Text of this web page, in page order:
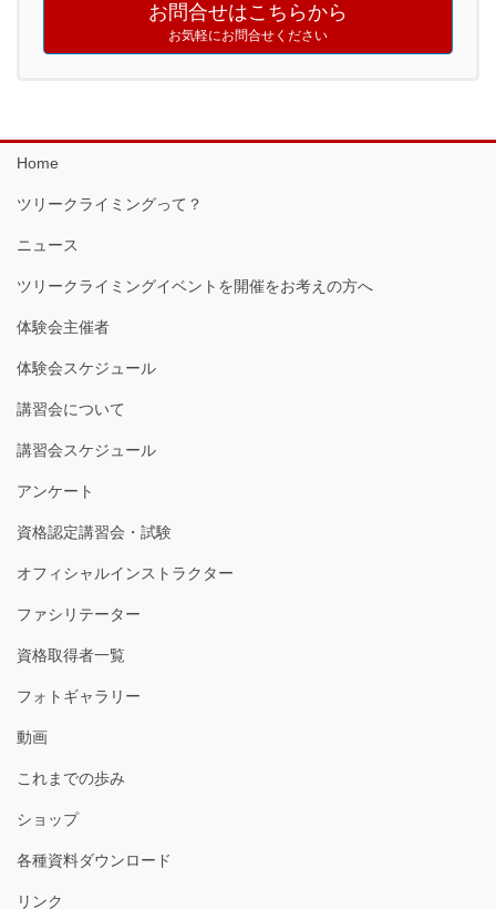
お問合せはこちらから
お気軽にお問合せください
Home
ツリークライミングって？
ニュース
ツリークライミングイベントを開催をお考えの方へ
体験会主催者
体験会スケジュール
講習会について
講習会スケジュール
アンケート
資格認定講習会・試験
オフィシャルインストラクター
ファシリテーター
資格取得者一覧
フォトギャラリー
動画
これまでの歩み
ショップ
各種資料ダウンロード
リンク